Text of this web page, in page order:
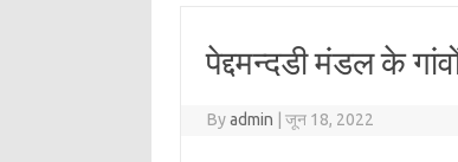
पेद्दमन्दडी मंडल के
Byadmin जून 18, 2022